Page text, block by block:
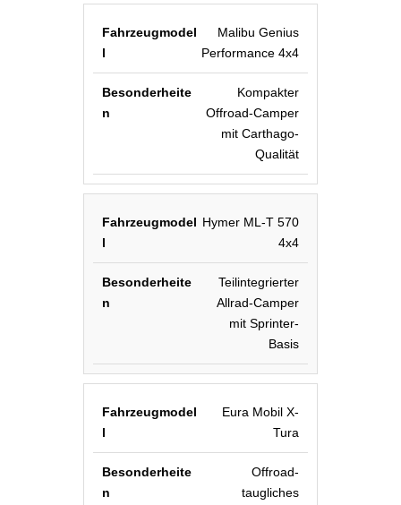
Malibu Genius
Performance 4x4
Kompakter
Offroad-Camper
mit Carthago-
Qualität
Hymer ML-T 570
4x4
Teilintegrierter
Allrad-Camper
mit Sprinter-
Basis
Eura Mobil X-
Tura
Offroad-
taugliches